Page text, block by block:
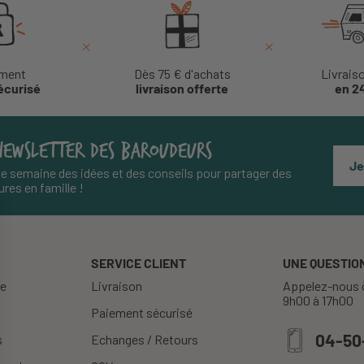
Dès 75 € d'achats
livraison offerte
en
DES BAROUDEURS
semaine des idées et des conseils pour partager des
en famille !
SERVICE CLIENT
Livraison
Paiement sécurisé
Echanges / Retours
UNE
Appelez-nous
9h00 à 17h00
04-